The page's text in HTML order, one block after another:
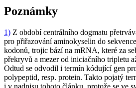
Poznámky
1) Z období centrálního dogmatu
pro přiřazování aminokyselin do
kodonů, trojic bází na mRNA, které za
překryvů a mezer od iniciačního tripletu
Odtud se odvodil i termín kódující gen
polypeptid, resp. protein. Takto pojatý
i v nadpisu tohoto článku, protože se ve